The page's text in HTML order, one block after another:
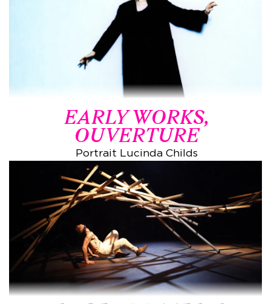
EARLY WORKS,
OUVERTURE
Portrait Lucinda Childs